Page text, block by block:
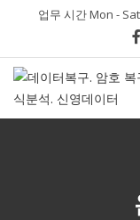
업무 시간 Mon -